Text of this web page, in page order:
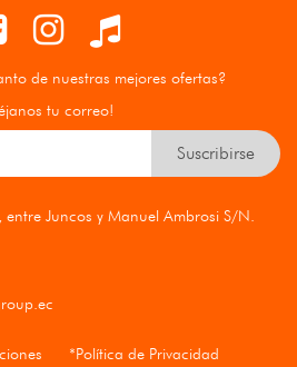
de nuestras mejores ofertas?
tu correo!
Suscribirse
Juncos y Manuel Ambrosi S/N.
*Política de Privacidad